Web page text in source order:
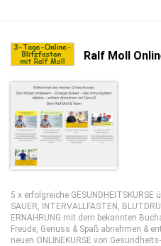
Ralf Moll
5 x erfolgreiche GESUNDHEITSKURSE
SAUER, INTERVALLFASTEN,
ERNÄHRUNG mit dem bekannten
Freude, Genuss & Spaß abnehmen &
neuen ONLINEKURSE von